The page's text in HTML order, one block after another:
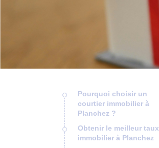
Pourquoi choisir un
courtier immobilier à
Planchez ?
Obtenir le meilleur taux
immobilier à Planchez